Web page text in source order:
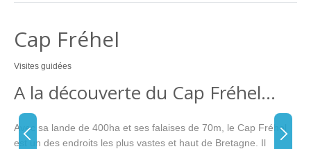
Cap Fréhel
Visites guidées
A la découverte du Cap Fréhel…
Avec sa lande de 400ha et ses falaises de 70m, le Cap Fréhel
est un des endroits les plus vastes et haut de Bretagne. Il